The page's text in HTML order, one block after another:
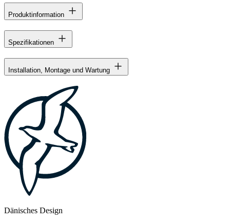
Produktinformation
Spezifikationen
Installation, Montage und Wartung
Dänisches Design